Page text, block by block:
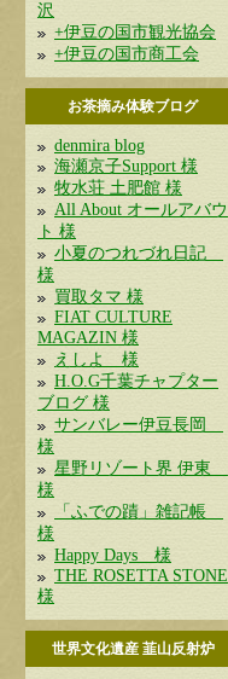
沢
+伊豆の国市観光協会
+伊豆の国市商工会
お茶摘み体験ブログ
denmira blog
海瀬京子Support 様
牧水荘 土肥館 様
All About オールアバウ
ト 様
小夏のつれづれ日記
様
買取タマ 様
FIAT CULTURE
MAGAZIN 様
えしよ 様
H.O.G千葉チャプター
ブログ 様
サンバレー伊豆長岡
様
星野リゾート界 伊東
様
「ふでの蹟」雑記帳
様
Happy Days 様
THE ROSETTA STONE
様
世界文化遺産 韮山反射炉